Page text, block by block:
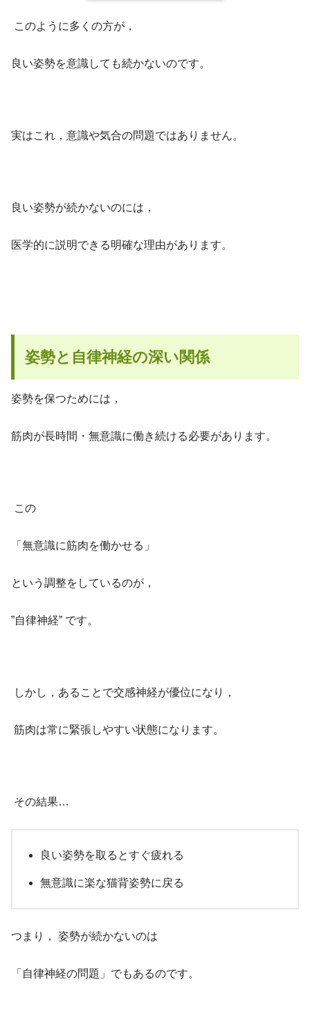
このように多くの方が，
良い姿勢を意識しても続かないのです。
実はこれ，意識や気合の問題ではありません。
良い姿勢が続かないのには，
医学的に説明できる明確な理由があります。
姿勢と自律神経の深い関係
姿勢を保つためには，
筋肉が長時間・無意識に働き続ける必要があります。
この
「無意識に筋肉を働かせる」
という調整をしているのが，
”自律神経” です。
しかし，あることで交感神経が優位になり，
筋肉は常に緊張しやすい状態になります。
その結果…
良い姿勢を取るとすぐ疲れる
無意識に楽な猫背姿勢に戻る
つまり， 姿勢が続かないのは
「自律神経の問題」でもあるのです。